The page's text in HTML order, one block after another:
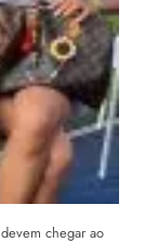
chegar ao